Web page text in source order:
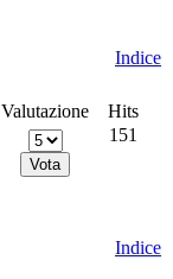
Indice
Valutazione
Hits
151
Indice